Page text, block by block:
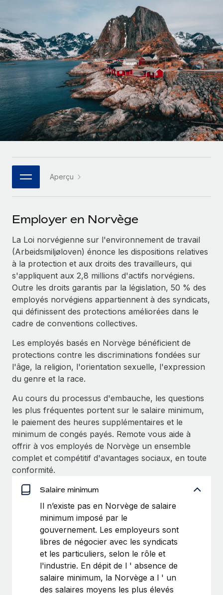
Intégrez et gérez vos freelances partout dans le monde
PEO
Sous-traitez les opérations complexes liées à l’emploi
INFRASTRUCTURE
Intégration Remote
Intégrez vos RH aux flux de travail en toute simplicité
Plateforme
Des fonctions RH clés intégrées pour votre équipe
Connectez n'importe quel outil d’IA à Remote grâce à
notre MCP
Rationalisez vos processus avec des outils essentiels
SERVICES
Demandez aux experts
Recevez des conseils d’experts sur les RH à
l’international et la conformité
Contrôles d’antécédents
Simplifiez vos processus de présélection des
candidats
Remote Watchtower
Gardez un temps d’avance sur les risques en
matière de conformité
Gestion des appareils
Achetez et suivez vos équipements informatiques
dans le monde entier
Création d’entité
Établissez des entités rapidement et en toute
Organisez facilement le déménagement de vos
employés
Avantages sociaux
Gérez facilement les avantages sociaux
Examinez notre service par rapport aux autres
CROISSANCE
Start-ups
Des solutions agiles et internationales pour les RH et la
paie des entreprises en pleine croissance
Entreprises intermédiaires
Développez vos équipes avec des solutions RH sur
mesure
Entreprise
Les RH à l’international pour les grandes entreprises
Partenaires stratégiques de la tech
Devenir partenaire
Explorez avec nous vos opportunités de partenariat
Remote Build
Conseil en intégrations et automatisations assistées par
l’IA
ÉTUDES DE CAS
Calculateur de paiement des freelances
Découvrez les devises disponibles et les vitesses de
paiement pour vos freelances internationaux
APPRENDRE AVEC REMOTE
Recherche et guides
Études de cas
Checklists et modèles
Descriptions de postes
Événements
Salle de presse
Données sur les salaires et les talents
Centre de ressources
Obtenir de l’aide
Voir toutes les ressources
Paie multipays
EOR et PEO
Gestion des freelances
Taxes
Explorer le blog
BLOG
Mises à jour des produits de Remote :
Intégrations Gusto et Xero et Gestion des
freelances Plus
Remote a toujours pour mission d'aider les entreprises de
toute taille à embaucher, gérer et payer...
En savoir plus
Français
Deutsch
Español
Italiano
Português (Portugal)
日本語
한국어
Connexion
Aperçu
Employer en Norvège
La Loi norvégienne sur l'environnement de travail
(Arbeidsmiljøloven) énonce les dispositions relatives
à la protection et aux droits des travailleurs, qui
s'appliquent aux 2,8 millions d'actifs norvégiens.
Outre les droits garantis par la législation, 50 % des
employés norvégiens appartiennent à des syndicats,
qui définissent des protections améliorées dans le
cadre de conventions collectives.
Les employés basés en Norvège bénéficient de
protections contre les discriminations fondées sur
l'âge, la religion, l'orientation sexuelle, l'expression
du genre et la race.
Au cours du processus d'embauche, les questions
les plus fréquentes portent sur le salaire minimum,
le paiement des heures supplémentaires et le
minimum de congés payés. Remote vous aide à
offrir à vos employés de Norvège un ensemble
complet et compétitif d'avantages sociaux, en toute
conformité.
Salaire minimum
Il n’existe pas en Norvège de salaire
minimum imposé par le
gouvernement. Les employeurs sont
libres de négocier avec les syndicats
et les particuliers, selon le rôle et
l'industrie. En dépit de l ' absence de
salaire minimum, la Norvège a l ' un
des salaires moyens les plus élevés